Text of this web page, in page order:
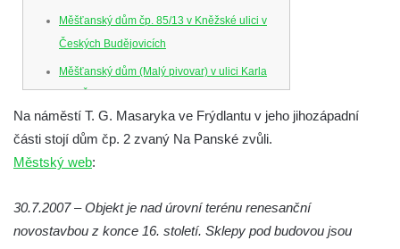
Měšťanský dům čp. 85/13 v Kněžské ulici v
Českých Budějovicích
Měšťanský dům (Malý pivovar) v ulici Karla
IV. v Českých Budějovicích
Dům U Ferusů na Senovážném náměstí v
Českých Budějovicích
Solnice na Piaristickém náměstí v Českých
Biskupská rezidence v Českých
Na náměstí T. G. Masaryka ve Frýdlantu v jeho jihozápadní
části stojí dům čp. 2 zvaný Na Panské zvůli.
Městský web:
30.7.2007 – Objekt je nad úrovní terénu renesanční
novostavbou z konce 16. století. Sklepy pod budovou jsou